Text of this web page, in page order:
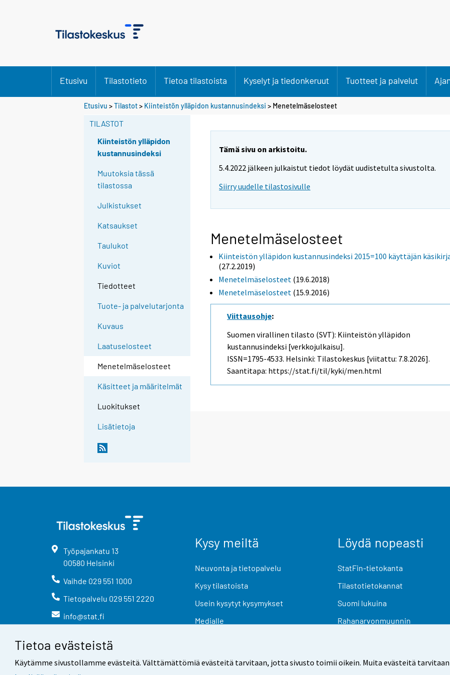
Tietoa evästeistä
Käytämme sivustollamme evästeitä. Välttämättömiä evästeitä tarvitaan, jotta sivusto toimii oikein. Muita evästeitä
Etusivu Tilastotieto Tietoa tilastoista Kyselyt ja tiedonkeruut Tuotteet ja palvelut
Etusivu >Tilastot> Kiinteistön ylläpidon kustannusindeksi > Menetelmäselosteet
TILASTOT
Kiinteistön ylläpidon
kustannusindeksi
Muutoksia tässä
tilastossa
Julkistukset
Katsaukset
Taulukot
Kuviot
Tiedotteet
Tuote- ja palvelutarjonta
Kuvaus
Laatuselosteet
Menetelmäselosteet
Käsitteet ja määritelmät
Luokitukset
Lisätietoja
Tämä sivu on arkistoitu.
5.4.2022 jälkeen julkaistut tiedot löydät uudistetulta sivustolta.
Siirry uudelle tilastosivulle
Menetelmäselosteet
Kiinteistön ylläpidon kustannusindeksi 2015=100 käyttäjän
(27.2.2019)
Menetelmäselosteet (19.6.2018)
Menetelmäselosteet (15.9.2016)
Viittausohje:
Suomen virallinen tilasto (SVT): Kiinteistön ylläpidon
kustannusindeksi [verkkojulkaisu].
ISSN=1795-4533. Helsinki: Tilastokeskus [viitattu: 7.8.2026].
Saantitapa: https://stat.fi/til/kyki/men.html
Työpajankatu 13
00580 Helsinki
Vaihde 029 551 1000
Tietopalvelu 029 551 2220
info@stat.fi
Kysy meiltä
Neuvonta ja tietopalvelu
Kysy tilastoista
Usein kysytyt kysymykset
Medialle
Löydä nopeasti
StatFin-tietokanta
Tilastotietokannat
Suomi lukuina
Rahanarvonmuunnin